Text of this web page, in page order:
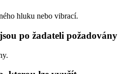
hluku nebo vibrací.
po žadateli požadovány